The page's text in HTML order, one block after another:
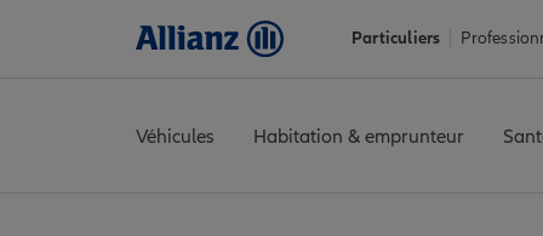
Particuliers
Véhicules Habitation & emprunteur